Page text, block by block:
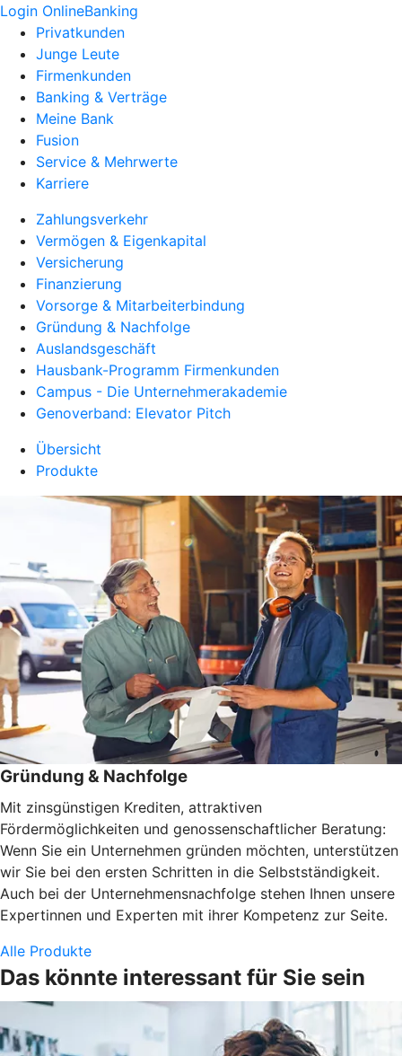
Login OnlineBanking
Privatkunden
Junge Leute
Firmenkunden
Banking & Verträge
Meine Bank
Fusion
Service & Mehrwerte
Karriere
Zahlungsverkehr
Vermögen & Eigenkapital
Versicherung
Finanzierung
Vorsorge & Mitarbeiterbindung
Gründung & Nachfolge
Auslandsgeschäft
Hausbank-Programm Firmenkunden
Campus - Die Unternehmerakademie
Genoverband: Elevator Pitch
Übersicht
Produkte
Gründung & Nachfolge
Mit zinsgünstigen Krediten, attraktiven
Fördermöglichkeiten und genossenschaftlicher Beratung:
Wenn Sie ein Unternehmen gründen möchten, unterstützen
wir Sie bei den ersten Schritten in die Selbstständigkeit.
Auch bei der Unternehmensnachfolge stehen Ihnen unsere
Expertinnen und Experten mit ihrer Kompetenz zur Seite.
Alle Produkte
Das könnte interessant für Sie sein